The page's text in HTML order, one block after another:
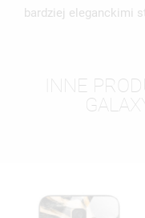
bardziej eleganckimi
INNE